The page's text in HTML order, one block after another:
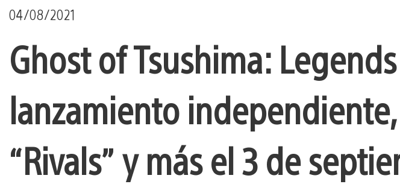
04/08/2021
Ghost of Tsushima:
lanzamiento
“Rivals” y más el 3 de